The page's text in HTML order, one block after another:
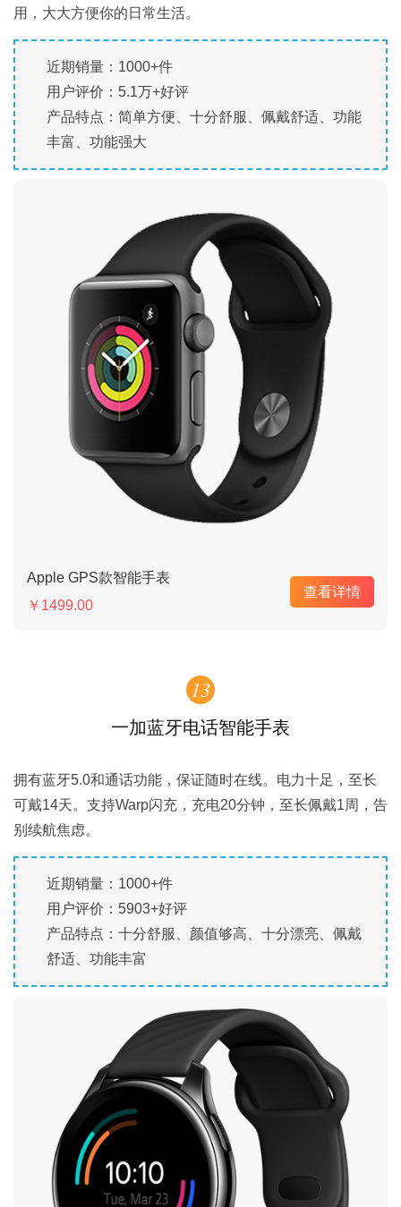
用，大大方便你的日常生活。
近期销量：1000+件
用户评价：5.1万+好评
产品特点：简单方便、十分舒服、佩戴舒适、功能
丰富、功能强大
Apple GPS款智能手表
￥1499.00
查看详情
13
一加蓝牙电话智能手表
拥有蓝牙5.0和通话功能，保证随时在线。电力十足，至长
可戴14天。支持Warp闪充，充电20分钟，至长佩戴1周，告
别续航焦虑。
近期销量：1000+件
用户评价：5903+好评
产品特点：十分舒服、颜值够高、十分漂亮、佩戴
舒适、功能丰富